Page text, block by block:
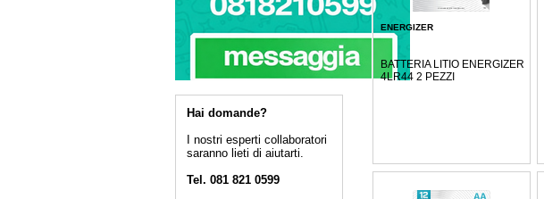
Hai domande?
I nostri esperti collaboratori
saranno lieti di aiutarti.
Tel. 081 821 0599
ENERGIZER
BATTERIA LITIO ENERGIZER
4LR44 2 PEZZI